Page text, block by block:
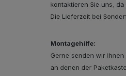
kontaktieren Sie uns,
Die Lieferzeit bei
Montagehilfe:
Gerne senden wir
an denen der